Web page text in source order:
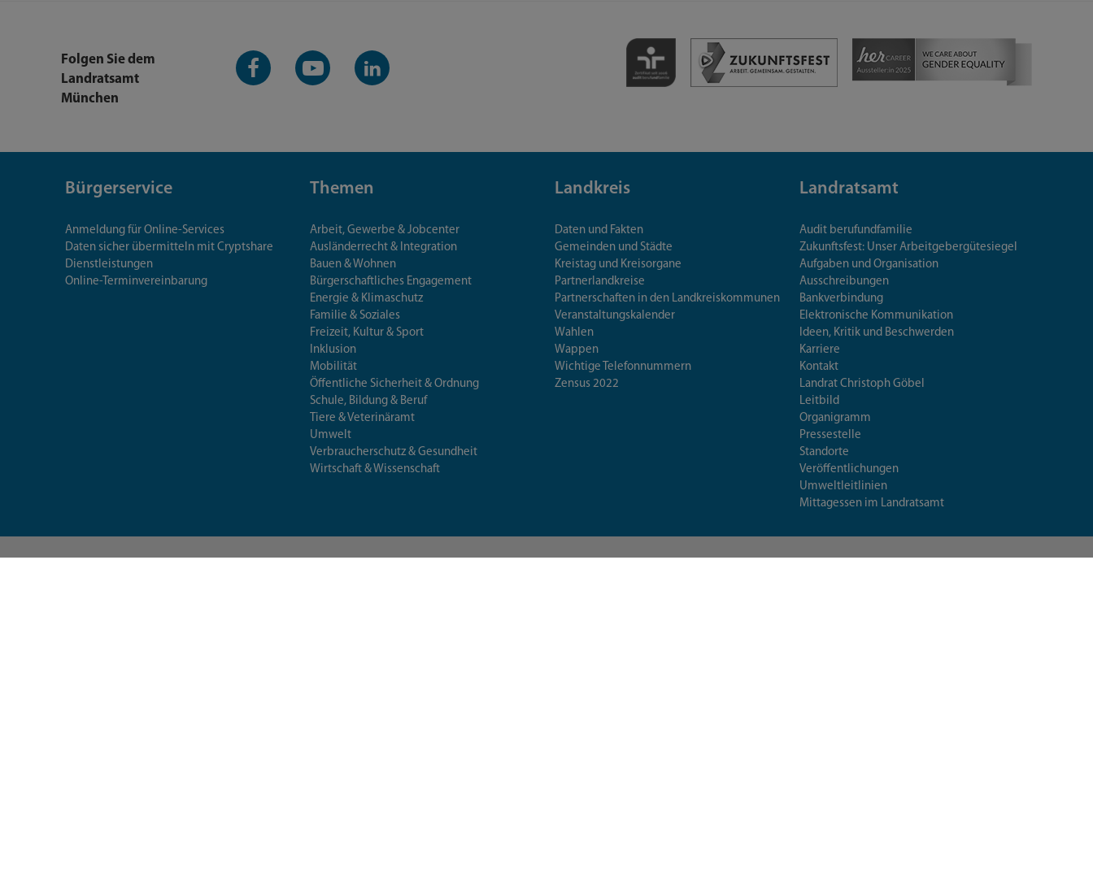
Folgen Sie dem
Landratsamt
München
Facebook-
Seite
YouTube-
Kanal
LinkedIn-
Kanal
Bürgerservice
Anmeldung für Online-Services
Daten sicher übermitteln mit Cryptshare
Dienstleistungen
Online-Terminvereinbarung
Themen
Arbeit, Gewerbe & Jobcenter
Ausländerrecht & Integration
Bauen & Wohnen
Bürgerschaftliches Engagement
Energie & Klimaschutz
Familie & Soziales
Freizeit, Kultur & Sport
Inklusion
Mobilität
Öffentliche Sicherheit & Ordnung
Schule, Bildung & Beruf
Tiere & Veterinäramt
Umwelt
Verbraucherschutz & Gesundheit
Wirtschaft & Wissenschaft
Landkreis
Daten und Fakten
Gemeinden und Städte
Kreistag und Kreisorgane
Partnerlandkreise
Partnerschaften in den Landkreiskommunen
Veranstaltungskalender
Wahlen
Wappen
Wichtige Telefonnummern
Zensus 2022
Landratsamt
Audit berufundfamilie
Zukunftsfest: Unser Arbeitgebergütesiegel
Aufgaben und Organisation
Ausschreibungen
Bankverbindung
Elektronische Kommunikation
Ideen, Kritik und Beschwerden
Karriere
Kontakt
Landrat Christoph Göbel
Leitbild
Organigramm
Pressestelle
Standorte
Veröffentlichungen
Umweltleitlinien
Mittagessen im Landratsamt